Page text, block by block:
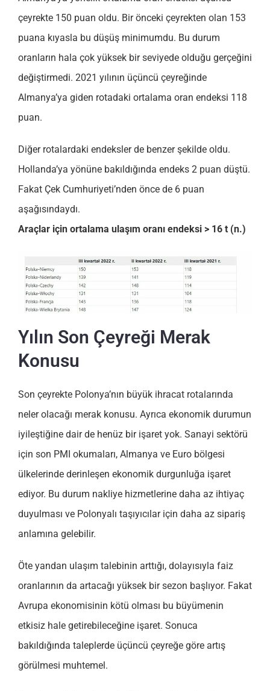
çeyrekte 150 puan oldu. Bir önceki çeyrekten olan 153
puana kıyasla bu düşüş minimumdu. Bu durum
oranların hala çok yüksek bir seviyede olduğu gerçeğini
değiştirmedi. 2021 yılının üçüncü çeyreğinde
Almanya’ya giden rotadaki ortalama oran endeksi 118
puan.
Diğer rotalardaki endeksler de benzer şekilde oldu.
Hollanda’ya yönüne bakıldığında endeks 2 puan düştü.
Fakat Çek Cumhuriyeti’nden önce de 6 puan
aşağısındaydı.
Araçlar için ortalama ulaşım oranı endeksi > 16 t (n.)
Yılın Son Çeyreği Merak
Konusu
Son çeyrekte Polonya’nın büyük ihracat rotalarında
neler olacağı merak konusu. Ayrıca ekonomik durumun
iyileştiğine dair de henüz bir işaret yok. Sanayi sektörü
için son PMI okumaları, Almanya ve Euro bölgesi
ülkelerinde derinleşen ekonomik durgunluğa işaret
ediyor. Bu durum nakliye hizmetlerine daha az ihtiyaç
duyulması ve Polonyalı taşıyıcılar için daha az sipariş
anlamına gelebilir.
Öte yandan ulaşım talebinin arttığı, dolayısıyla faiz
oranlarının da artacağı yüksek bir sezon başlıyor. Fakat
Avrupa ekonomisinin kötü olması bu büyümenin
etkisiz hale getirebileceğine işaret. Sonuca
bakıldığında taleplerde üçüncü çeyreğe göre artış
görülmesi muhtemel.